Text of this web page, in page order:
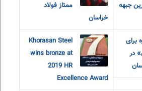
جبهه
ممتاز فولاد
خراسان
برای
در
Khorasan Steel
wins bronze at
2019 HR
Excellence Award